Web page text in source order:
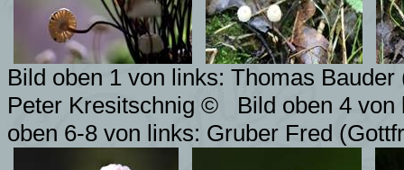
Bild oben 1 von links: Thomas
Peter Kresitschnig ©
Bild oben 4
oben 6-8 von links: Gruber Fred